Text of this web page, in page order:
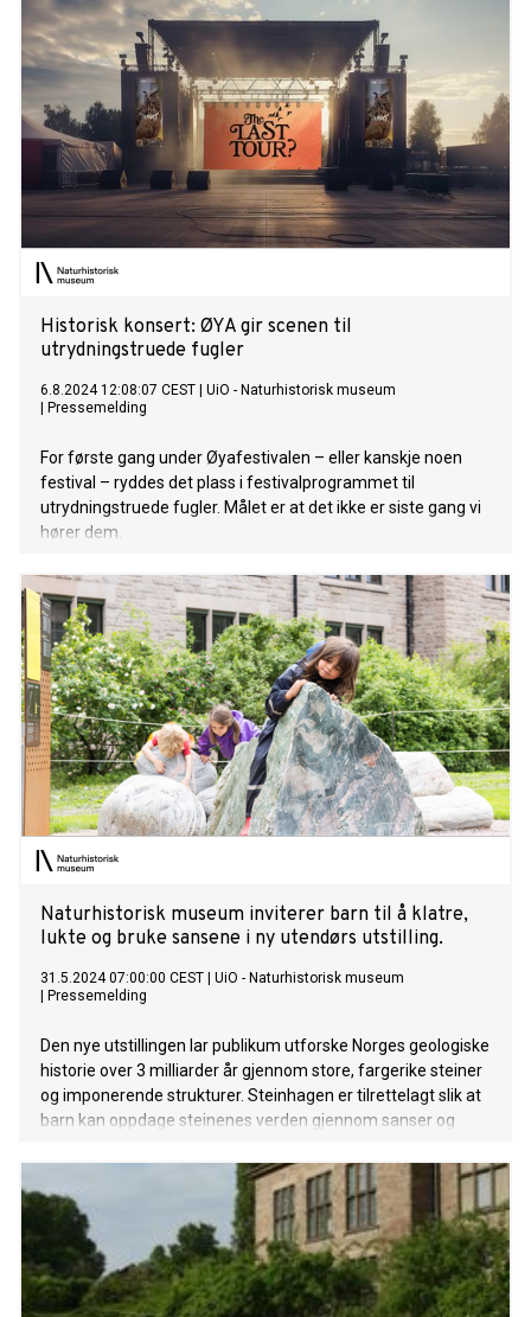
Historisk konsert: ØYA gir scenen til
utrydningstruede fugler
6.8.2024 12:08:07 CEST
UiO - Naturhistorisk museum
Pressemelding
For første gang under Øyafestivalen – eller kanskje noen
festival – ryddes det plass i festivalprogrammet til
utrydningstruede fugler. Målet er at det ikke er siste gang vi
hører dem.
Naturhistorisk museum inviterer barn til å klatre,
lukte og bruke sansene i ny utendørs utstilling.
31.5.2024 07:00:00 CEST
UiO - Naturhistorisk museum
Pressemelding
Den nye utstillingen lar publikum utforske Norges geologiske
historie over 3 milliarder år gjennom store, fargerike steiner
og imponerende strukturer. Steinhagen er tilrettelagt slik at
barn kan oppdage steinenes verden gjennom sanser og